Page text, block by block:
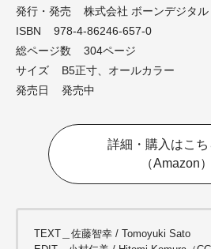
発行・発売 株式会社 ボーンデジタル
ISBN 978-4-86246-657-0
総ページ数 304ページ
サイズ B5正寸、オールカラー
発売日 発売中
詳細・購入はこち
（Amazon）
TEXT＿佐藤智幸 / Tomoyuki Sato